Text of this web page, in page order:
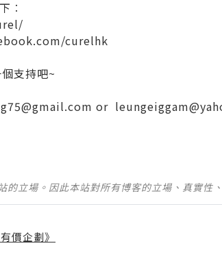
︰
curelhk
支持吧~
or
的立場。因此本站對所有博客的立場、真實性
價企劃》